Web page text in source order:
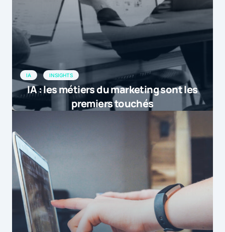
IA INSIGHTS
IA : les métiers du marketing sont les
premiers touchés